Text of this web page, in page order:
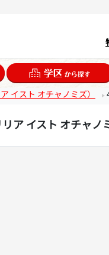
イスト オチャノミズ）
ア イスト オチャノ